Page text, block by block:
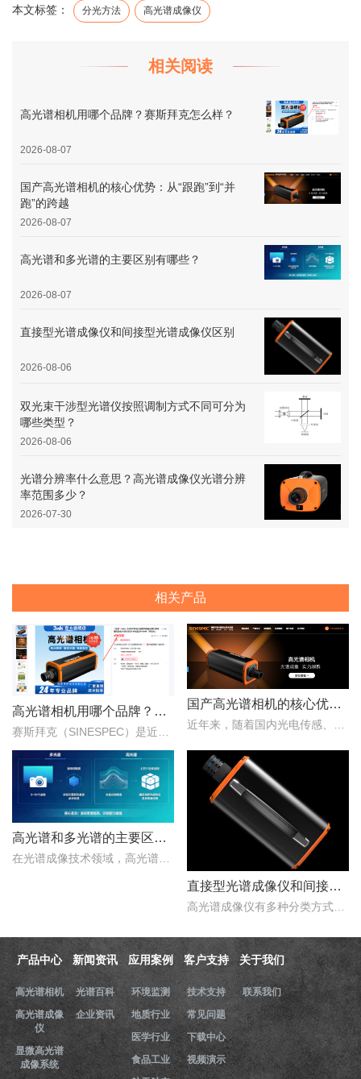
本文标签： 分光方法 高光谱成像仪
相关阅读
高光谱相机用哪个品牌？赛斯拜克怎么样？
2026-08-07
国产高光谱相机的核心优势：从“跟跑”到“并
跑”的跨越
2026-08-07
高光谱和多光谱的主要区别有哪些？
2026-08-07
直接型光谱成像仪和间接型光谱成像仪区别
2026-08-06
双光束干涉型光谱仪按照调制方式不同可分为
哪些类型？
2026-08-06
光谱分辨率什么意思？高光谱成像仪光谱分辨
率范围多少？
2026-07-30
相关产品
高光谱相机用哪个品牌？赛斯拜克怎么样？
赛斯拜克（SINESPEC）是近年来快速崛起的国产高光谱相机代表品牌之一，其优势在于性价比、自主技术以及本土化服务。..
国产高光谱相机的核心优势：从“跟跑”到“并跑”的跨越
近年来，随着国内光电传感、光学设计、成像算法等产业链环节的持续突破，国产高光谱相机综合性能稳步提升，正在从“进口替代”走向“自主引领”。..
高光谱和多光谱的主要区别有哪些？
直接型光谱成像仪和间接型光谱成像仪区别
高光谱成像仪有多种分类方式，按照重构理论分类，可以分为直接型光谱成像仪和间接型光谱成像仪。那么，直接型光谱成像仪和间接型光谱成像仪什么区别？下文对直接型光谱成像..
产品中心
高光谱相机
高光谱成像
仪
显微高光谱
成像系统
新闻资讯
光谱百科
企业资讯
应用案例
环境监测
地质行业
医学行业
食品工业
客户支持
技术支持
常见问题
下载中心
视频演示
关于我们
联系我们